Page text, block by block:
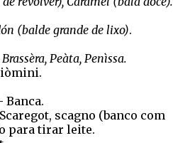
(balde grande de lixo).
Peàta, Penìssa.
Banca.
scagno (banco com
para tirar leite.